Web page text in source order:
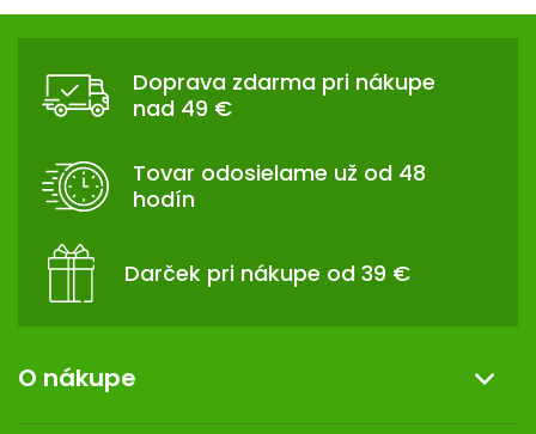
TRÁVENIE
EROTIKA
BOLESŤ
DERMATOLÓGIA
DENTÁLNA
HYGIENA
ZDRAVOTNÍCKE
Doprava zdarma pri nákupe
nad 49 €
Tovar odosielame už od 48
hodín
Darček pri nákupe od 39 €
O nákupe